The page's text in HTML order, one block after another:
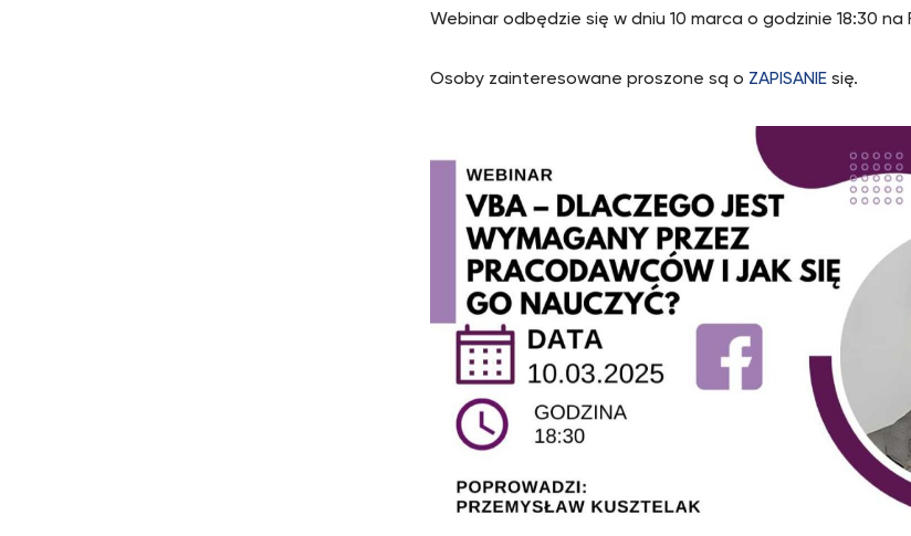
Webinar odbędzie się w dniu 10 marca o godzinie 18:30 na
Osoby zainteresowane proszone są o ZAPISANIE się.